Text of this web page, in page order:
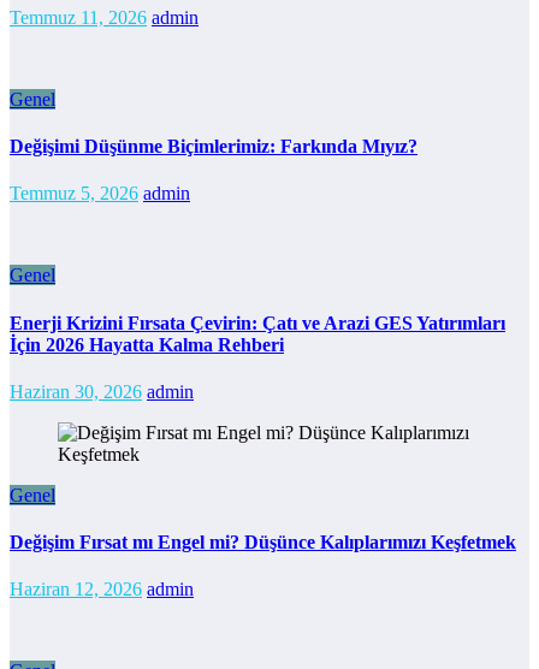
Temmuz 11, 2026 admin
Genel
Değişimi Düşünme Biçimlerimiz: Farkında Mıyız?
Temmuz 5, 2026 admin
Genel
Enerji Krizini Fırsata Çevirin: Çatı ve Arazi GES Yatırımları
İçin 2026 Hayatta Kalma Rehberi
Haziran 30, 2026 admin
Genel
Değişim Fırsat mı Engel mi? Düşünce Kalıplarımızı Keşfetmek
Haziran 12, 2026 admin